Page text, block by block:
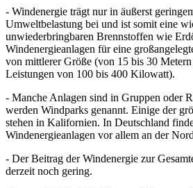
- Windenergie trägt nur in äußerst
Umweltbelastung bei und ist somit eine
unwiederbringbaren Brennstoffen wie
Windenergieanlagen für eine
von mittlerer Größe (von 15 bis 30
Leistungen von 100 bis 400 Kilowatt).
- Manche Anlagen sind in Gruppen oder
werden Windparks genannt. Einige der
stehen in Kalifornien. In Deutschland
Windenergieanlagen vor allem an der
- Der Beitrag der Windenergie zur
derzeit noch gering.